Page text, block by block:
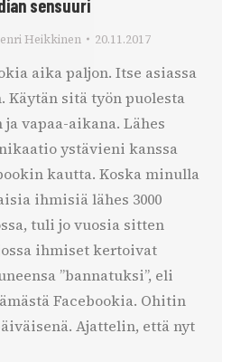
sensuuri
Heikkinen 20.11.2017
aika paljon. Itse asiassa
sitä työn puolesta
vapaa-aikana. Lähes
ystävieni kanssa
kautta. Koska minulla
ihmisiä lähes 3000
tuli jo vuosia sitten
ihmiset kertoivat
”bannatuksi”, eli
Facebookia. Ohitin
Ajattelin, että nyt